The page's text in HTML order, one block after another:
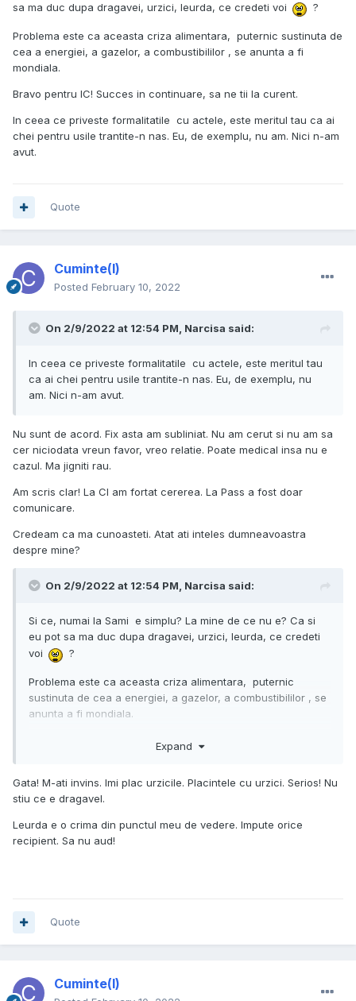
sa ma duc dupa dragavei, urzici, leurda, ce credeti voi
?
Problema este ca aceasta criza alimentara, puternic sustinuta de
cea a energiei, a gazelor, a combustibililor , se anunta a fi
mondiala.
Bravo pentru IC! Succes in continuare, sa ne tii la curent.
In ceea ce priveste formalitatile cu actele, este meritul tau ca ai
chei pentru usile trantite-n nas. Eu, de exemplu, nu am. Nici n-am
avut.
Quote
Cuminte(l)
Posted February 10, 2022
On 2/9/2022 at 12:54 PM, Narcisa said:
In ceea ce priveste formalitatile cu actele, este meritul tau
ca ai chei pentru usile trantite-n nas. Eu, de exemplu, nu
am. Nici n-am avut.
Nu sunt de acord. Fix asta am subliniat. Nu am cerut si nu am sa
cer niciodata vreun favor, vreo relatie. Poate medical insa nu e
cazul. Ma jigniti rau.
Am scris clar! La CI am fortat cererea. La Pass a fost doar
comunicare.
Credeam ca ma cunoasteti. Atat ati inteles dumneavoastra
despre mine?
On 2/9/2022 at 12:54 PM, Narcisa said:
Si ce, numai la Sami e simplu? La mine de ce nu e? Ca si
eu pot sa ma duc dupa dragavei, urzici, leurda, ce credeti
voi
?
Problema este ca aceasta criza alimentara, puternic
sustinuta de cea a energiei, a gazelor, a combustibililor , se
anunta a fi mondiala.
Expand
Gata! M-ati invins. Imi plac urzicile. Placintele cu urzici. Serios! Nu
stiu ce e dragavel.
Leurda e o crima din punctul meu de vedere. Impute orice
recipient. Sa nu aud!
Quote
Cuminte(l)